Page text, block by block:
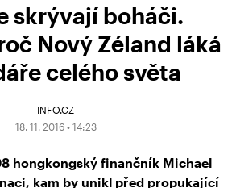
skrývají boháči.
Nový Zéland láká
celého světa
INFO.CZ
18. 11. 2016 • 14:23
hongkongský finančník Michael
kam by unikl před propukající